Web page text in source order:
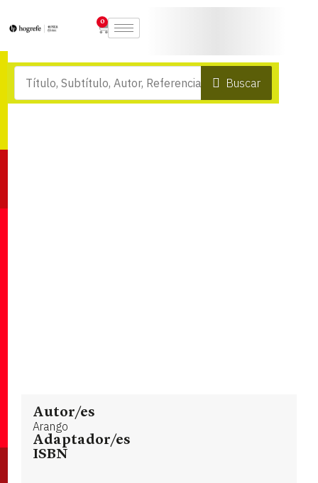
0
Buscar
Autor/es
Arango
Adaptador/es
ISBN